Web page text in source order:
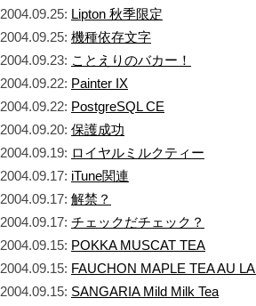
2004.09.25: Lipton 秋季限定
2004.09.25: 機種依存文字
2004.09.23: ことえりのバカー！
2004.09.22: Painter IX
2004.09.22: PostgreSQL CE
2004.09.20: 保護成功
2004.09.19: ロイヤルミルクティー
2004.09.17: iTune関連
2004.09.17: 解禁？
2004.09.17: チェックだチェック？
2004.09.15: POKKA MUSCAT TEA
2004.09.15: FAUCHON MAPLE TEA AU
2004.09.15: SANGARIA Mild Milk Tea